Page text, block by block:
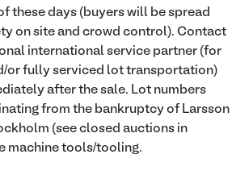
these days (buyers will be spread
on site and crowd control). Contact
international service partner (for
or fully serviced lot transportation)
after the sale. Lot numbers
from the bankruptcy of Larsson
(see closed auctions in
machine tools/tooling.